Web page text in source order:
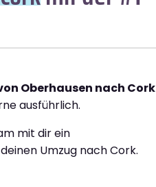
Oberhausen nach Cork
ausführlich.
mit dir ein
Umzug nach Cork.